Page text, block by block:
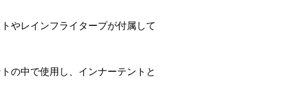
やレインフライタープが付属して
の中で使用し、インナーテントと